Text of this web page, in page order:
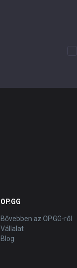
OP.GG
Bővebben az OP.GG-ről
Vállalat
Blog